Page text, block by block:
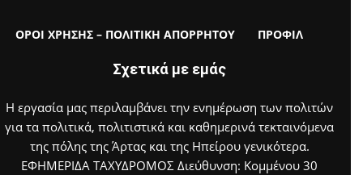
ΟΡΟΙ ΧΡΗΣΗΣ – ΠΟΛΙΤΙΚΗ ΑΠΟΡΡΗΤΟΥ ΠΡΟΦΙΛ
Σχετικά με εμάς
Η εργασία μας περιλαμβάνει την ενημέρωση των πολιτών
για τα πολιτικά, πολιτιστικά και καθημερινά τεκταινόμενα
της πόλης της Άρτας και της Ηπείρου γενικότερα.
ΕΦΗΜΕΡΙΔΑ ΤΑΧΥΔΡΟΜΟΣ Διεύθυνση: Κομμένου 30